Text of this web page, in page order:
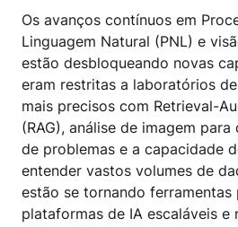
Os avanços contínuos em
Linguagem Natural (PNL) e
estão desbloqueando novas
eram restritas a laboratórios
mais precisos com Retrieval-
(RAG), análise de imagem
de problemas e a capacidade
entender vastos volumes de
estão se tornando ferramentas
plataformas de IA escaláveis e